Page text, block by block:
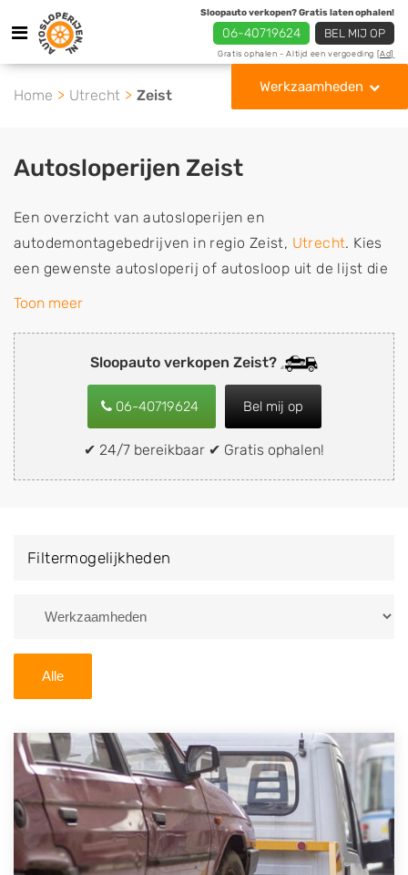
Sloopauto verkopen? Gratis laten ophalen!
06-40719624 BEL MIJ OP
Gratis ophalen - Altijd een vergoeding [Ad]
Werkzaamheden
Home Utrecht Zeist
Sloopauto verkopen Zeist?
06-40719624 Bel mij op
✔ 24/7 bereikbaar ✔ Gratis ophalen!
Autosloperijen Zeist
Een overzicht van autosloperijen en
autodemontagebedrijven in regio Zeist, Utrecht. Kies
een gewenste autosloperij of autosloop uit de lijst die
gespecialiseerd is in de verkoop van gebruikte,
van sloopauto's, schadeauto's en tweedehands auto's
(ook zonder apk keuring). Wilt u uw auto, camper,
vrachtwagen, motor of brommobiel snel en eenvoudig
verkopen aan een demontagebedrijf in de buurt, deze
zelf wegbrengen naar de sloop of deze liever laten
ophalen op een locatie naar keuze? Kies dan voor een
kapotte auto.
regio? U vindt hier alle bedrijven in
verkopen en op te laten halen door de Sloopauto
Ophaaldienst van Autosloperijen.nl. Wij kunnen uw
auto gratis ophalen in Zeist. Neem telefonisch
contact op of maak een terugbelafspraak. Wilt u
direct een tweedehands auto onderdelen offerte
aanvragen? Dat kan via de Onderdelenlijn! Vul uw
Toon meer
Filtermogelijkheden
Alle